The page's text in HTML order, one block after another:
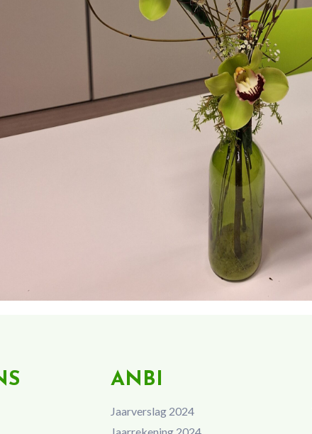
ANBI
Jaarverslag 2024
Jaarrekening 2024